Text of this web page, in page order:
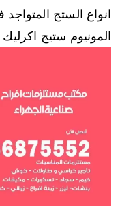
انواع الستج
المونيوم ستيج